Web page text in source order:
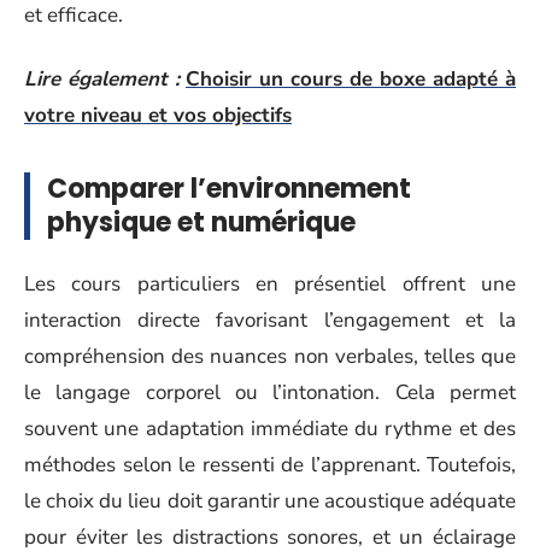
et efficace.
Lire également : Choisir un cours de boxe adapté à
votre niveau et vos objectifs
Comparer l’environnement
physique et numérique
Les cours particuliers en présentiel offrent une
interaction directe favorisant l’engagement et la
compréhension des nuances non verbales, telles que
le langage corporel ou l’intonation. Cela permet
souvent une adaptation immédiate du rythme et des
méthodes selon le ressenti de l’apprenant. Toutefois,
le choix du lieu doit garantir une acoustique adéquate
pour éviter les distractions sonores, et un éclairage